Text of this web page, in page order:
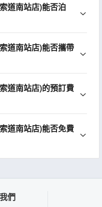
道南站店)能否泊
道南站店)能否攜帶
道南站店)的預訂費
道南站店)能否免費
們